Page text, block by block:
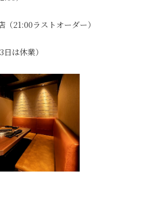
（21:00ラストオーダー）
は休業）